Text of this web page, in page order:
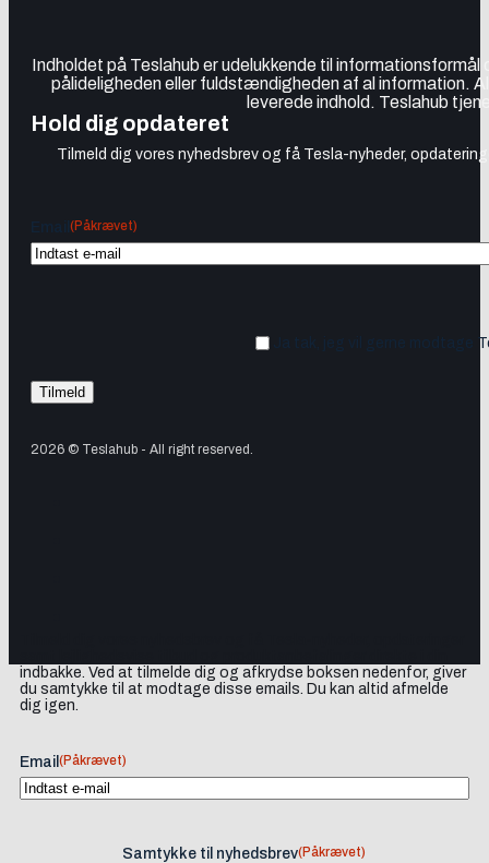
Indholdet på Teslahub er udelukkende til
pålideligheden eller fuldstændigheden af al information.
leverede indhold. Teslahub
Hold dig opdateret
Tilmeld dig vores nyhedsbrev og få Tesla-nyheder,
(Påkrævet)
Ja tak, jeg vil gerne modtage
2026 © Teslahub - All right reserved.
indbakke. Ved at tilmelde dig og afkrydse boksen nedenfor, giver
du samtykke til at modtage disse emails. Du kan altid afmelde
dig igen.
Email (Påkrævet)
Samtykke til nyhedsbrev(Påkrævet)